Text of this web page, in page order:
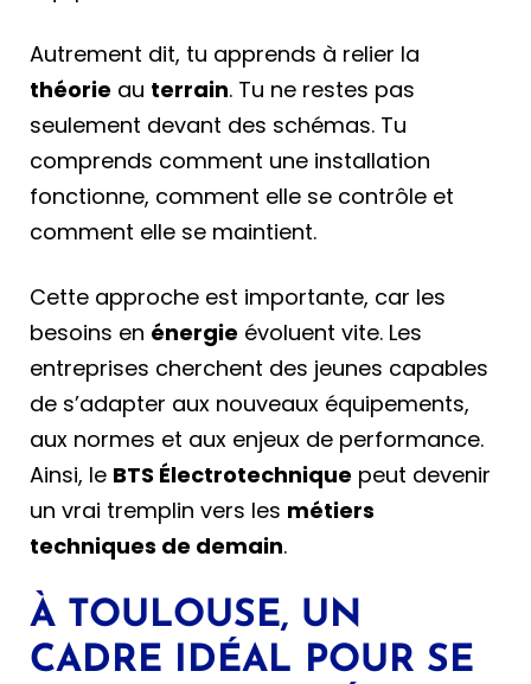
Autrement dit, tu apprends à relier la
théorie au terrain. Tu ne restes pas
seulement devant des schémas. Tu
comprends comment une installation
fonctionne, comment elle se contrôle et
comment elle se maintient.
Cette approche est importante, car les
besoins en énergie évoluent vite. Les
entreprises cherchent des jeunes capables
de s’adapter aux nouveaux équipements,
aux normes et aux enjeux de performance.
Ainsi, le BTS Électrotechnique peut devenir
un vrai tremplin vers les métiers
techniques de demain.
À TOULOUSE, UN
CADRE IDÉAL POUR SE